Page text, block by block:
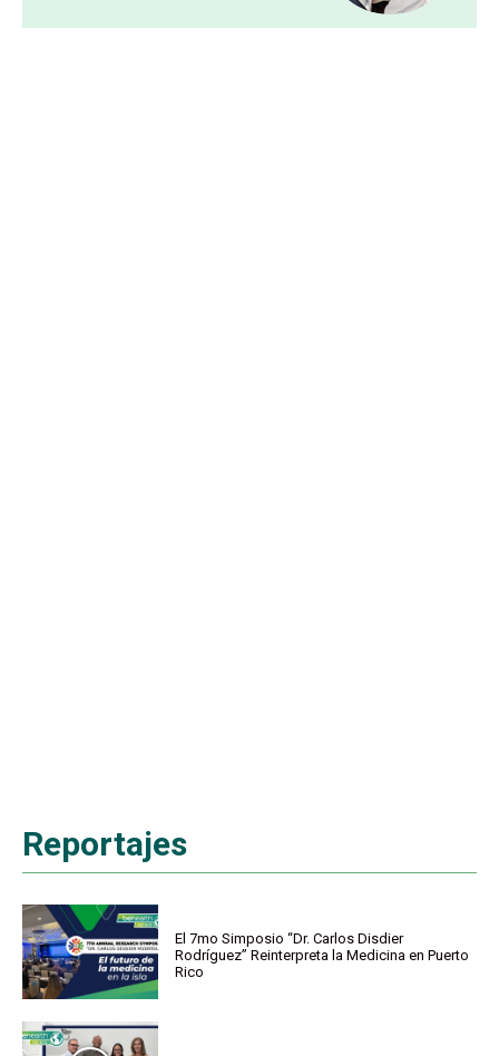
Reportajes
El 7mo Simposio “Dr. Carlos Disdier
Rodríguez” Reinterpreta la Medicina en Puerto
Rico